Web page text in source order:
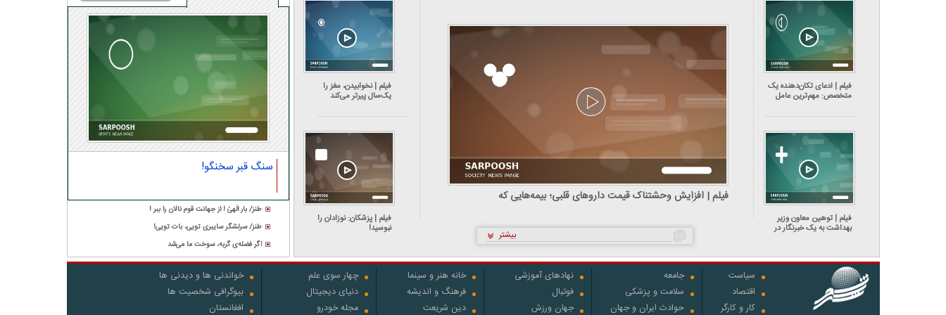
فیلم | افزایش وحشتناک قیمت داروهای قلبی؛ بیمه‌هایی که
دروغ می‎‌گویند
فیلم | ادعای تکان‌دهنده یک
متخصص: مهم‌ترین عامل
مصرف چای داغ است!
فیلم | توهین معاون وزیر
بهداشت به یک خبرنگار در
فیلم | نخوابیدن، مغز را
یک‌سال پیرتر می‌کند
فیلم | پزشکان: نوزادان را
نبوسید! بیشتر
سنگ قبر سخنگو!
طنز/ بار الٰهیٰ ! از جهانت قوم نالان را ببر !
طنز/ سرلشگر سایبری تویی، بات تویی!
اگر فضله‌ی گربه، سوخت ما می‌شد
سیاست
اقتصاد
کار و کارگر
جامعه
سلامت و پزشکی
حوادث ایران و جهان
نهادهای آموزشی
فوتبال
جهان ورزش
خانه هنر و سینما
فرهنگ و اندیشه
دین شریعت
چهار سوی علم
دنیای دیجیتال
مجله خودرو
خواندنی ها و دیدنی ها
بیوگرافی شخصیت ها
افغانستان